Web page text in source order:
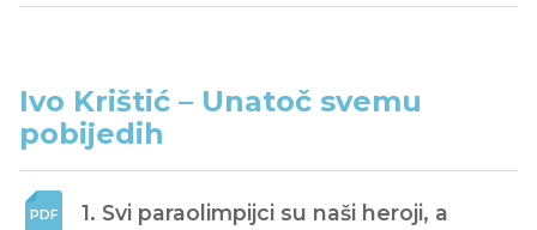
Ivo Krištić – Unatoč svemu
pobijedih
1. Svi paraolimpijci su naši heroji, a